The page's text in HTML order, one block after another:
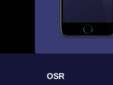
OSR